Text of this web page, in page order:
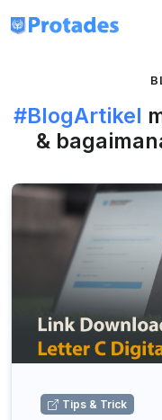
#BlogArtikel
&
Tips & Trick